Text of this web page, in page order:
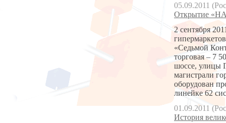
05.09.2011
Открытие
2 сентября
«Седьмой
торговая – 7
шоссе, улицы
магистрали
оборудован
линейке 62
01.09.2011
История